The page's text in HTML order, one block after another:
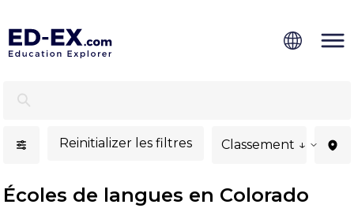
Reinitializer les filtres Classement ↓
Écoles de langues en Colorado